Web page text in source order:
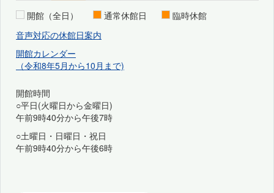
開館（全日） 通常休館日
臨時休館
音声対応の休館日案内
開館カレンダー
（令和8年5月から10月まで)
開館時間
○平日(火曜日から金曜日)
午前9時40分から午後7時
○土曜日・日曜日・祝日
午前9時40分から午後6時